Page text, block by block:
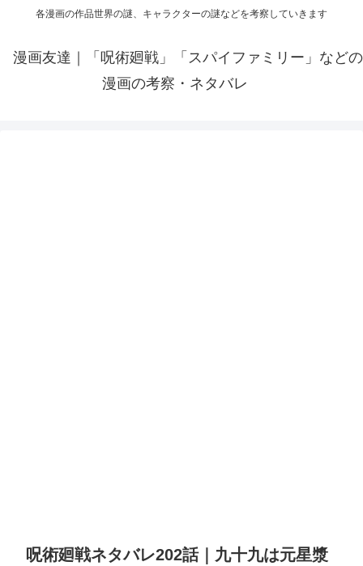
各漫画の作品世界の謎、キャラクターの謎などを考察していきます
漫画友達｜「呪術廻戦」「スパイファミリー」などの
漫画の考察・ネタバレ
呪術廻戦ネタバレ202話｜九十九は元星漿